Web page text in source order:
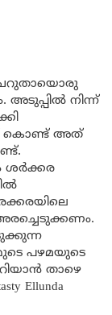
നിന്ന്
കൊണ്ട് അത്
ശർക്കര
പഴമയുടെ
താഴെ
Ellunda